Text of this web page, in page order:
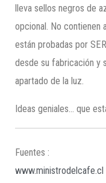
lleva sellos negros de
opcional. No contienen
están probadas por
desde su fabricación y
apartado de la luz.
Ideas geniales… que
Fuentes :
www.ministrodelcafe.cl